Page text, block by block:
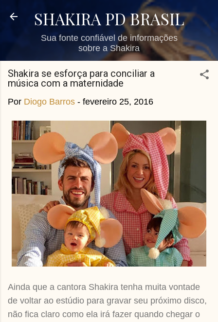
Pular para o conteúdo principal
SHAKIRA PD BRASIL
Sua fonte confiável de informações
sobre a Shakira
Shakira se esforça para conciliar a
música com a maternidade
Por Diogo Barros - fevereiro 25, 2016
Ainda que a cantora Shakira tenha muita vontade
de voltar ao estúdio para gravar seu próximo disco,
não fica claro como ela irá fazer quando chegar o